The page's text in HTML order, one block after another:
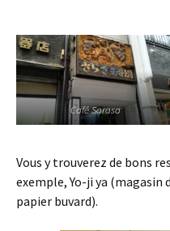
Café Sarasa
Vous y trouverez de bons
exemple, Yo-ji ya (magasin
papier buvard).